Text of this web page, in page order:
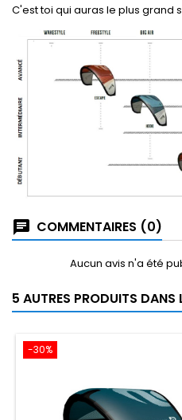
C'est toi qui auras le plus grand
COMMENTAIRES (0)
Aucun avis n'a été
5 AUTRES PRODUITS DANS
-30%